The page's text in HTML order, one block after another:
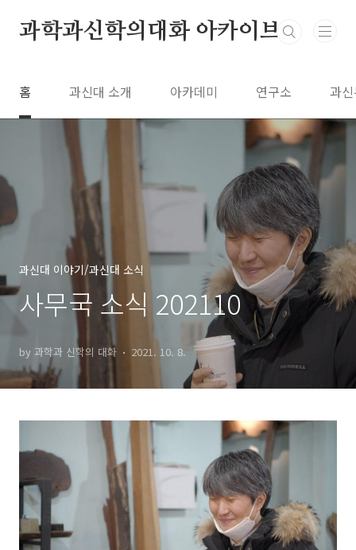
과학과신학의대화 아카이브
홈 과신대 소개 아카데미 연구소 과
과신대 이야기/과신대 소식
사무국 소식 202110
by 과학과 신학의 대화 2021. 10. 8.